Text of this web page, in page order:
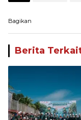
Bagikan
Berita